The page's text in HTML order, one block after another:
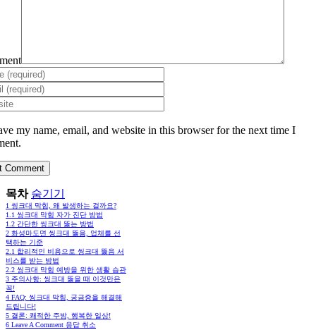
my name, email, and website in this browser for the next time I
목차 숨기기
1 씽크대 막힘, 왜 발생하는 걸까요?
1.1 씽크대 막힘 자가 진단 방법
1.2 간단한 씽크대 뚫는 방법
2 화성마도면 씽크대 뚫음, 업체를 선
택하는 기준
2.1 합리적인 비용으로 씽크대 뚫음 서
비스를 받는 방법
2.2 씽크대 막힘 예방을 위한 생활 습관
3 주의사항: 씽크대 뚫을 때 이것만은
꼭!
4 FAQ: 씽크대 막힘, 궁금증을 해결해
드립니다!
5 결론: 쾌적한 주방, 행복한 일상!
6 Leave A Comment 응답 취소